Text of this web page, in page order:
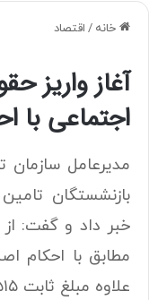
خانه / اقتصاد
آغاز واریز
اجتماعی با
مدیرعامل سازمان
بازنشستگان
خبر داد و گفت: از
علاوه مبلغ ثابت ۵۱۵ هزار تومان پرداخت می‌شود.